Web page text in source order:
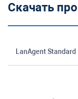
Скачать
LanAgent Standard